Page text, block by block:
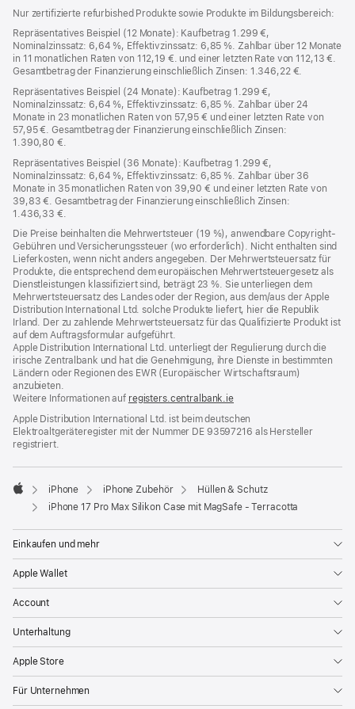
Nur zertifizierte refurbished Produkte sowie Produkte im Bildungsbereich:
Repräsentatives Beispiel (12 Monate): Kaufbetrag 1.299 €,
Nominalzinssatz: 6,64 %, Effektivzinssatz: 6,85 %. Zahlbar über 12 Monate
in 11 monatlichen Raten von 112,19 €. und einer letzten Rate von 112,13 €.
Gesamtbetrag der Finanzierung einschließlich Zinsen: 1.346,22 €.
Repräsentatives Beispiel (24 Monate): Kaufbetrag 1.299 €,
Nominalzinssatz: 6,64 %, Effektivzinssatz: 6,85 %. Zahlbar über 24
Monate in 23 monatlichen Raten von 57,95 € und einer letzten Rate von
57,95 €. Gesamtbetrag der Finanzierung einschließlich Zinsen:
1.390,80 €.
Repräsentatives Beispiel (36 Monate): Kaufbetrag 1.299 €,
Nominalzinssatz: 6,64 %, Effektivzinssatz: 6,85 %. Zahlbar über 36
Monate in 35 monatlichen Raten von 39,90 € und einer letzten Rate von
39,83 €. Gesamtbetrag der Finanzierung einschließlich Zinsen:
1.436,33 €.
Die Preise beinhalten die Mehrwertsteuer (19 %), anwendbare Copyright-
Gebühren und Versicherungssteuer (wo erforderlich). Nicht enthalten sind
Lieferkosten, wenn nicht anders angegeben. Der Mehrwertsteuersatz für
Produkte, die entsprechend dem europäischen Mehrwertsteuergesetz als
Dienstleistungen klassifiziert sind, beträgt 23 %. Sie unterliegen dem
Mehrwertsteuersatz des Landes oder der Region, aus dem/aus der Apple
Distribution International Ltd. solche Produkte liefert, hier die Republik
Irland. Der zu zahlende Mehrwertsteuersatz für das Qualifizierte Produkt ist
auf dem Auftragsformular aufgeführt.
Apple Distribution International Ltd. unterliegt der Regulierung durch die
irische Zentralbank und hat die Genehmigung, ihre Dienste in bestimmten
Ländern oder Regionen des EWR (Europäischer Wirtschaftsraum)
anzubieten.
Weitere Informationen auf registers.centralbank.ie
Apple Distribution International Ltd. ist beim deutschen
Elektroaltgeräteregister mit der Nummer DE 93597216 als Hersteller
registriert.
Apple
iPhone iPhone Zubehör
Hüllen & Schutz
iPhone 17 Pro Max Silikon Case mit MagSafe - Terracotta
Einkaufen und mehr
Apple Wallet
Account
Unterhaltung
Apple Store
Für Unternehmen